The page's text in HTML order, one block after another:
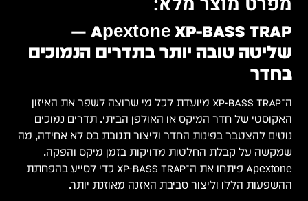
Apextone XP-BASS TRAP —
שליטה טובה יותר בתדרים הנמוכים
בחדר
ה־XP-BASS TRAP מיועדת לכל מי שרוצה לשפר את האיזון
האקוסטי של חדר המיקס או האולפן הביתי. תדרים נמוכים
נוטים להצטבר בפינות החדר וליצור תגובת בס לא אחידה, מה
שמקשה על קבלת החלטות מדויקות בזמן מיקס והפקה.
Apextone פיתחו את ה־XP-BASS TRAP כדי לסייע בהפחתת
ההשפעות הללו וליצור סביבת האזנה מאוזנת יותר.